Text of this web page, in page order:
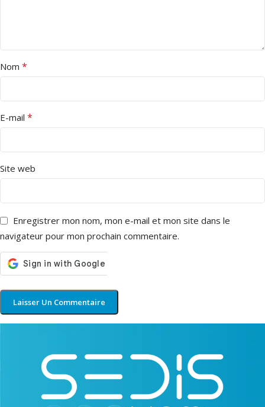
Nom *
E-mail *
Site web
Enregistrer mon nom, mon e-mail et mon site dans le
navigateur pour mon prochain commentaire.